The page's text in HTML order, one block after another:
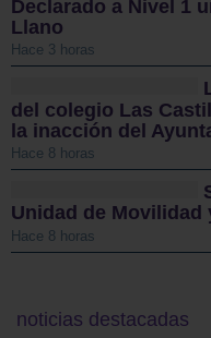
Declarado a Nivel 1
Llano
Hace 3 horas
del colegio Las
la inacción del
Hace 8 horas
Unidad de Movilidad
Hace 8 horas
noticias destacadas